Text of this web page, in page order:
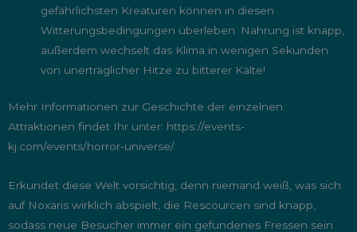
gefährlichsten Kreaturen können in diesen
Witterungsbedingungen überleben. Nahrung ist knapp,
außerdem wechselt das Klima in wenigen Sekunden
von unerträglicher Hitze zu bitterer Kälte!
Mehr Informationen zur Geschichte der einzelnen
Attraktionen findet Ihr unter: https://events-
kj.com/events/horror-universe/
Erkundet diese Welt vorsichtig, denn niemand weiß, was sich
auf Noxaris wirklich abspielt, die Rescourcen sind knapp,
sodass neue Besucher immer ein gefundenes Fressen sein